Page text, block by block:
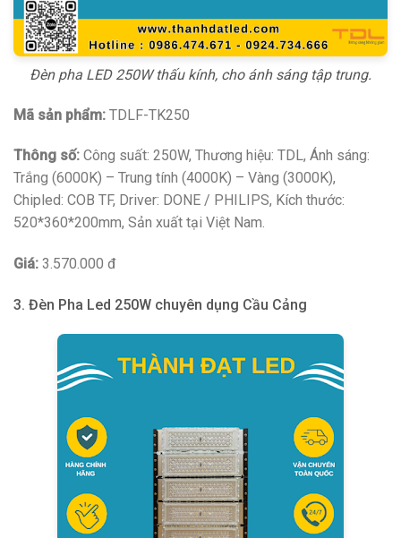
Đèn pha LED 250W thấu kính, cho ánh sáng tập trung.
Mã sản phẩm: TDLF-TK250
Thông số: Công suất: 250W, Thương hiệu: TDL, Ánh sáng:
Trắng (6000K) – Trung tính (4000K) – Vàng (3000K),
Chipled: COB TF, Driver: DONE / PHILIPS, Kích thước:
520*360*200mm, Sản xuất tại Việt Nam.
Giá: 3.570.000 đ
3. Đèn Pha Led 250W chuyên dụng Cầu Cảng